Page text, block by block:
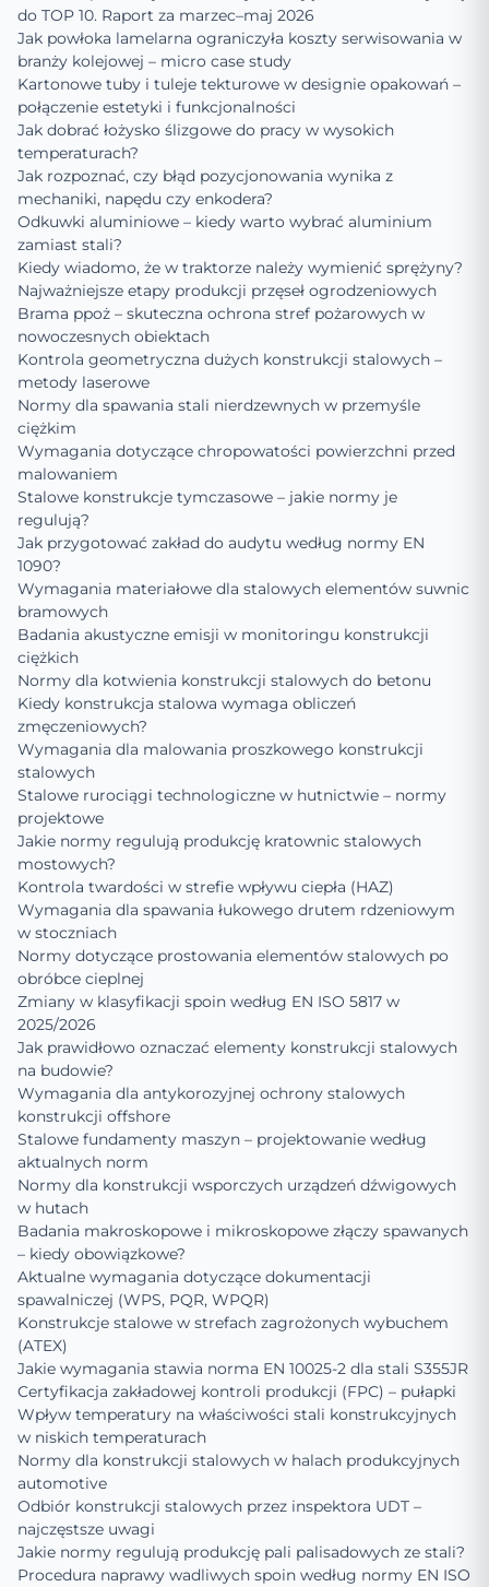
do TOP 10. Raport za marzec–maj 2026
Jak powłoka lamelarna ograniczyła koszty serwisowania w
branży kolejowej – micro case study
Kartonowe tuby i tuleje tekturowe w designie opakowań –
połączenie estetyki i funkcjonalności
Jak dobrać łożysko ślizgowe do pracy w wysokich
temperaturach?
Jak rozpoznać, czy błąd pozycjonowania wynika z
mechaniki, napędu czy enkodera?
Odkuwki aluminiowe – kiedy warto wybrać aluminium
zamiast stali?
Kiedy wiadomo, że w traktorze należy wymienić sprężyny?
Najważniejsze etapy produkcji przęseł ogrodzeniowych
Brama ppoż – skuteczna ochrona stref pożarowych w
nowoczesnych obiektach
Kontrola geometryczna dużych konstrukcji stalowych –
metody laserowe
Normy dla spawania stali nierdzewnych w przemyśle
ciężkim
Wymagania dotyczące chropowatości powierzchni przed
malowaniem
Stalowe konstrukcje tymczasowe – jakie normy je
regulują?
Jak przygotować zakład do audytu według normy EN
1090?
Wymagania materiałowe dla stalowych elementów suwnic
bramowych
Badania akustyczne emisji w monitoringu konstrukcji
ciężkich
Normy dla kotwienia konstrukcji stalowych do betonu
Kiedy konstrukcja stalowa wymaga obliczeń
zmęczeniowych?
Wymagania dla malowania proszkowego konstrukcji
stalowych
Stalowe rurociągi technologiczne w hutnictwie – normy
projektowe
Jakie normy regulują produkcję kratownic stalowych
mostowych?
Kontrola twardości w strefie wpływu ciepła (HAZ)
Wymagania dla spawania łukowego drutem rdzeniowym
w stoczniach
Normy dotyczące prostowania elementów stalowych po
obróbce cieplnej
Zmiany w klasyfikacji spoin według EN ISO 5817 w
2025/2026
Jak prawidłowo oznaczać elementy konstrukcji stalowych
na budowie?
Wymagania dla antykorozyjnej ochrony stalowych
konstrukcji offshore
Stalowe fundamenty maszyn – projektowanie według
aktualnych norm
Normy dla konstrukcji wsporczych urządzeń dźwigowych
w hutach
Badania makroskopowe i mikroskopowe złączy spawanych
– kiedy obowiązkowe?
Aktualne wymagania dotyczące dokumentacji
spawalniczej (WPS, PQR, WPQR)
Konstrukcje stalowe w strefach zagrożonych wybuchem
(ATEX)
Jakie wymagania stawia norma EN 10025-2 dla stali S355JR
Certyfikacja zakładowej kontroli produkcji (FPC) – pułapki
Wpływ temperatury na właściwości stali konstrukcyjnych
w niskich temperaturach
Normy dla konstrukcji stalowych w halach produkcyjnych
automotive
Odbiór konstrukcji stalowych przez inspektora UDT –
najczęstsze uwagi
Jakie normy regulują produkcję pali palisadowych ze stali?
Procedura naprawy wadliwych spoin według normy EN ISO